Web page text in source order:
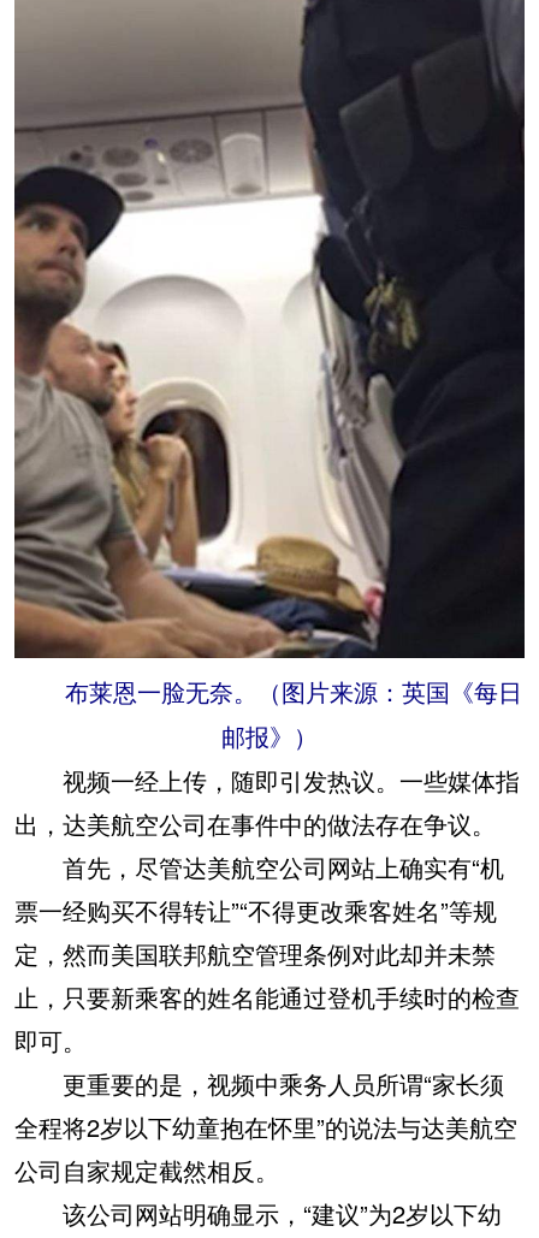
布莱恩一脸无奈。（图片来源：英国《每日
邮报》）
视频一经上传，随即引发热议。一些媒体指
出，达美航空公司在事件中的做法存在争议。
首先，尽管达美航空公司网站上确实有“机
票一经购买不得转让”“不得更改乘客姓名”等规
定，然而美国联邦航空管理条例对此却并未禁
止，只要新乘客的姓名能通过登机手续时的检查
即可。
更重要的是，视频中乘务人员所谓“家长须
全程将2岁以下幼童抱在怀里”的说法与达美航空
公司自家规定截然相反。
该公司网站明确显示，“建议”为2岁以下幼